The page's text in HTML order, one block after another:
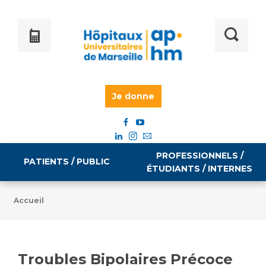
Je donne
PATIENTS / PUBLIC
PROFESSIONNELS /
ÉTUDIANTS / INTERNES
Emploi / formation
Accueil
Troubles Bipolaires Précoce